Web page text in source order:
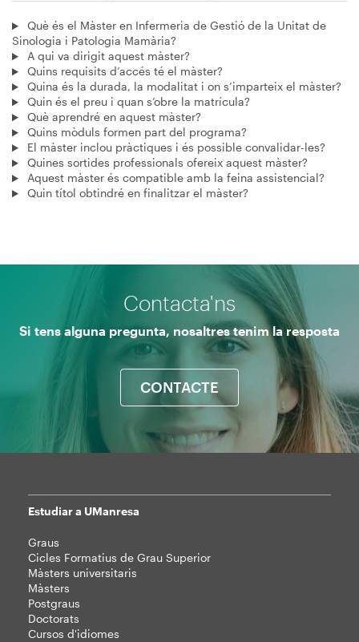
Què és el Màster en Infermeria de Gestió de la Unitat de
Sinologia i Patologia Mamària?
A qui va dirigit aquest màster?
Quins requisits d’accés té el màster?
Quina és la durada, la modalitat i on s’imparteix el màster?
Quin és el preu i quan s’obre la matrícula?
Què aprendré en aquest màster?
Quins mòduls formen part del programa?
El màster inclou pràctiques i és possible convalidar-les?
Quines sortides professionals ofereix aquest màster?
Aquest màster és compatible amb la feina assistencial?
Quin títol obtindré en finalitzar el màster?
Contacta'ns
Si tens alguna pregunta, nosaltres tenim la resposta
CONTACTE
Mapa
web
Estudiar a UManresa
Graus
Cicles Formatius de Grau Superior
Màsters universitaris
Màsters
Postgraus
Doctorats
Cursos d'idiomes